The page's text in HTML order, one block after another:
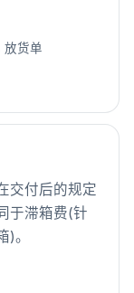
放货单
交付后的规定
于滞箱费(针
。